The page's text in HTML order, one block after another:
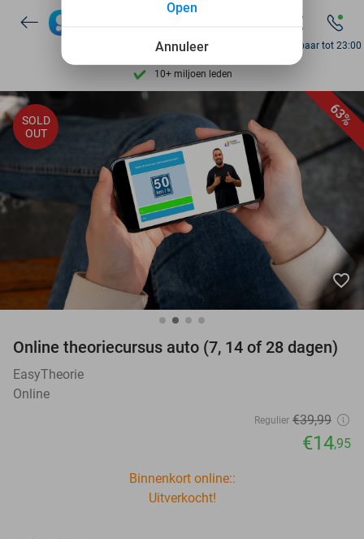
Ontdek 15.000+ deals
7 dagen per week beschikbaar
10+ miljoen leden
205.791 reviews
Ontdek 15.000+ deals
7 dagen per week beschikbaar
10+ miljoen leden
Bereikbaar tot 23:00
63%
SOLD
OUT
favorite_border
Online theoriecursus auto (7, 14 of 28 dagen)
EasyTheorie
Online
Regulier €39,99
€14,95
Binnenkort online::
Uitverkocht!
Annuleer
Open